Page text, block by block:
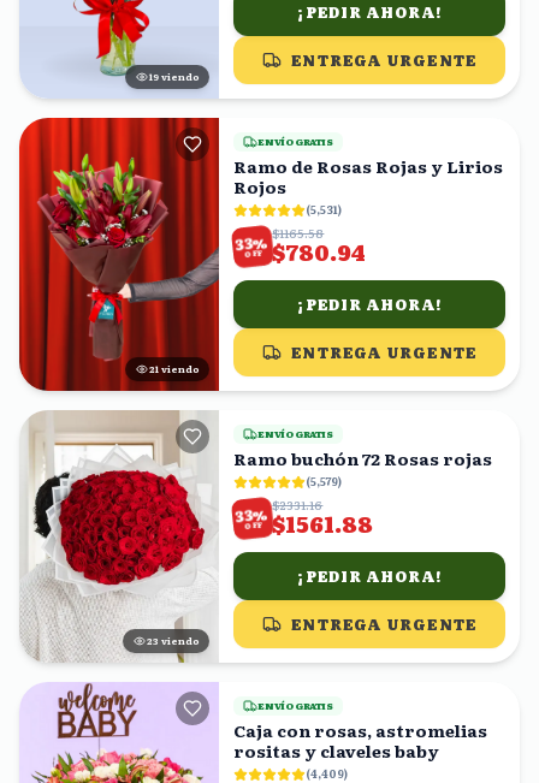
18 viendo
¡PEDIR AHORA!
ENTREGA URGENTE
21 viendo
ENVÍO GRATIS
Ramo de Rosas Rojas y Lirios
Rojos
(5,531)
33%
OFF
$1165.58
$780.94
¡PEDIR AHORA!
ENTREGA URGENTE
22 viendo
ENVÍO GRATIS
Ramo buchón 72 Rosas rojas
(5,579)
33%
OFF
$2331.16
$1561.88
¡PEDIR AHORA!
ENTREGA URGENTE
ENVÍO GRATIS
Caja con rosas, astromelias
rositas y claveles baby
(4,409)